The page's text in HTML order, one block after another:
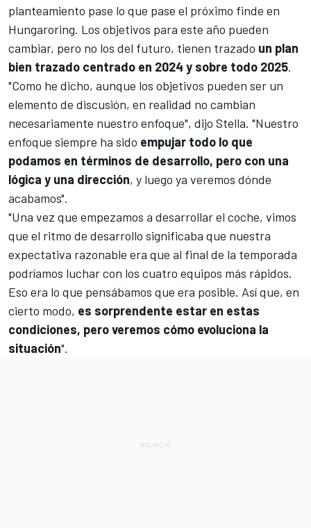
planteamiento pase lo que pase el próximo finde en
Hungaroring. Los objetivos para este año pueden
cambiar, pero no los del futuro, tienen trazado un plan
bien trazado centrado en 2024 y sobre todo 2025.
"Como he dicho, aunque los objetivos pueden ser un
elemento de discusión, en realidad no cambian
necesariamente nuestro enfoque", dijo Stella. "Nuestro
enfoque siempre ha sido empujar todo lo que
podamos en términos de desarrollo, pero con una
lógica y una dirección, y luego ya veremos dónde
acabamos".
"Una vez que empezamos a desarrollar el coche, vimos
que el ritmo de desarrollo significaba que nuestra
expectativa razonable era que al final de la temporada
podríamos luchar con los cuatro equipos más rápidos.
Eso era lo que pensábamos que era posible. Así que, en
cierto modo, es sorprendente estar en estas
condiciones, pero veremos cómo evoluciona la
situación".